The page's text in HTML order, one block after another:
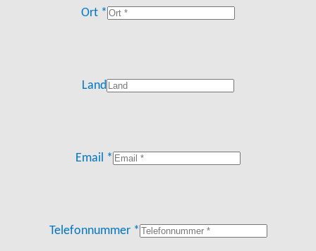
Ort *
Land
Email *
Telefonnummer *